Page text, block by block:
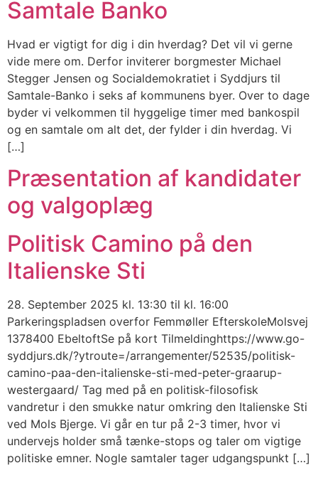
Samtale Banko
Hvad er vigtigt for dig i din hverdag? Det vil vi gerne
vide mere om. Derfor inviterer borgmester Michael
Stegger Jensen og Socialdemokratiet i Syddjurs til
Samtale-Banko i seks af kommunens byer. Over to dage
byder vi velkommen til hyggelige timer med bankospil
og en samtale om alt det, der fylder i din hverdag. Vi
[…]
Præsentation af kandidater
og valgoplæg
Politisk Camino på den
Italienske Sti
28. September 2025 kl. 13:30 til kl. 16:00
Parkeringspladsen overfor Femmøller EfterskoleMolsvej
1378400 EbeltoftSe på kort Tilmeldinghttps://www.go-
syddjurs.dk/?ytroute=/arrangementer/52535/politisk-
camino-paa-den-italienske-sti-med-peter-graarup-
westergaard/ Tag med på en politisk-filosofisk
vandretur i den smukke natur omkring den Italienske Sti
ved Mols Bjerge. Vi går en tur på 2-3 timer, hvor vi
undervejs holder små tænke-stops og taler om vigtige
politiske emner. Nogle samtaler tager udgangspunkt […]